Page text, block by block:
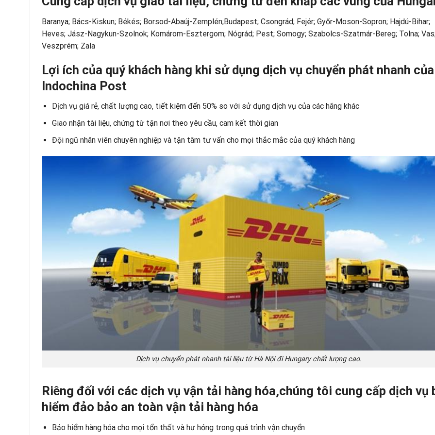
Baranya; Bács-Kiskun; Békés; Borsod-Abaúj-Zemplén;Budapest; Csongrád; Fejér; Győr-Moson-Sopron; Hajdú-Bihar;
Heves; Jász-Nagykun-Szolnok; Komárom-Esztergom; Nógrád; Pest; Somogy; Szabolcs-Szatmár-Bereg; Tolna;
Veszprém; Zala
Lợi ích của quý khách hàng khi sử dụng dịch vụ chuyển phát nhanh của
Indochina Post
Dịch vụ giá rẻ, chất lượng cao, tiết kiệm đến 50% so với sử dụng dịch vụ của các hãng khác
Giao nhận tài liệu, chứng từ tận nơi theo yêu cầu, cam kết thời gian
Đội ngũ nhân viên chuyên nghiệp và tận tâm tư vấn cho mọi thắc mắc của quý khách hàng
Dịch vụ chuyển phát nhanh tài liệu từ Hà Nội đi Hungary chất lượng cao.
Riêng đối với các dịch vụ vận tải hàng hóa,chúng tôi cung cấp dịch vụ
hiểm đảo bảo an toàn vận tải hàng hóa
Bảo hiểm hàng hóa cho mọi tổn thất và hư hỏng trong quá trình vận chuyển